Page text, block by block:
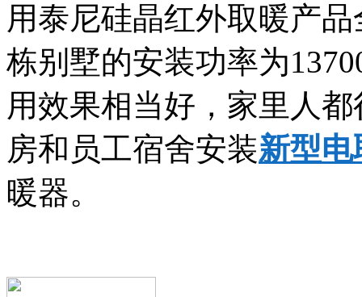
用泰尼硅晶红外取暖产
栋别墅的安装功率为
用效果相当好，家里人
房和员工宿舍安装新型
暖器。